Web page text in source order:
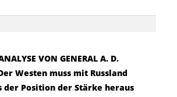
VON GENERAL A. D.
Westen muss mit Russland
der Position der Stärke heraus